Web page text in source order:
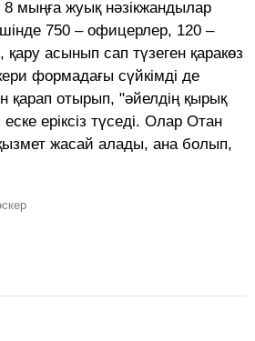
8 мыңға жуық нәзікжандылар
750 – офицерлер, 120 –
асынып сап түзеген қаракөз
формадағы сүйкімді де
қарап отырып, "әйелдің қырық
еріксіз түседі. Олар Отан
жасай алады, ана болып,